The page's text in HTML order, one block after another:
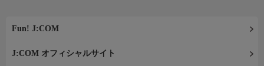
Fun! J:COM
J:COM オフィシャルサイト